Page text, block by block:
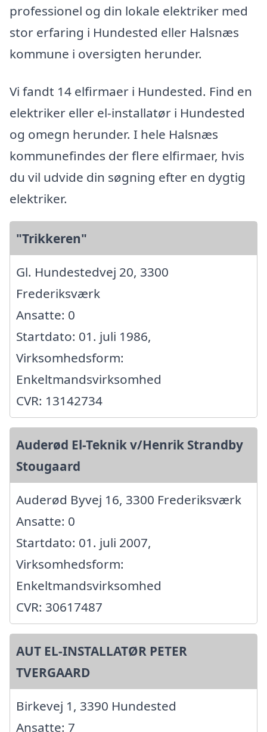
professionel og din lokale elektriker med
stor erfaring i Hundested eller Halsnæs
kommune i oversigten herunder.
Vi fandt 14 elfirmaer i Hundested. Find en
elektriker eller el-installatør i Hundested
og omegn herunder. I hele Halsnæs
kommunefindes der flere elfirmaer, hvis
du vil udvide din søgning efter en dygtig
elektriker.
"Trikkeren"
Gl. Hundestedvej 20, 3300
Frederiksværk
Ansatte: 0
Startdato: 01. juli 1986,
Virksomhedsform:
Enkeltmandsvirksomhed
CVR: 13142734
Auderød El-Teknik v/Henrik Strandby
Stougaard
Auderød Byvej 16, 3300 Frederiksværk
Ansatte: 0
Startdato: 01. juli 2007,
Virksomhedsform:
Enkeltmandsvirksomhed
CVR: 30617487
AUT EL-INSTALLATØR PETER
TVERGAARD
Birkevej 1, 3390 Hundested
Ansatte: 7